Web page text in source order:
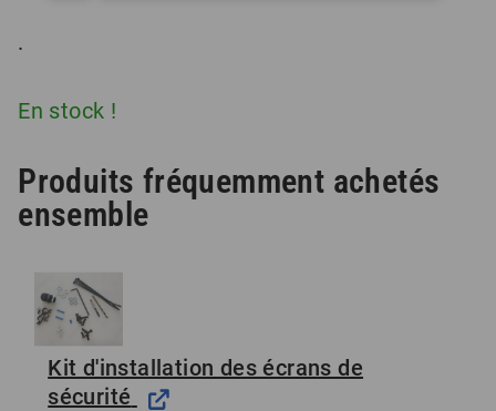
.
En stock !
Produits fréquemment achetés
ensemble
Kit d'installation des écrans de
sécurité